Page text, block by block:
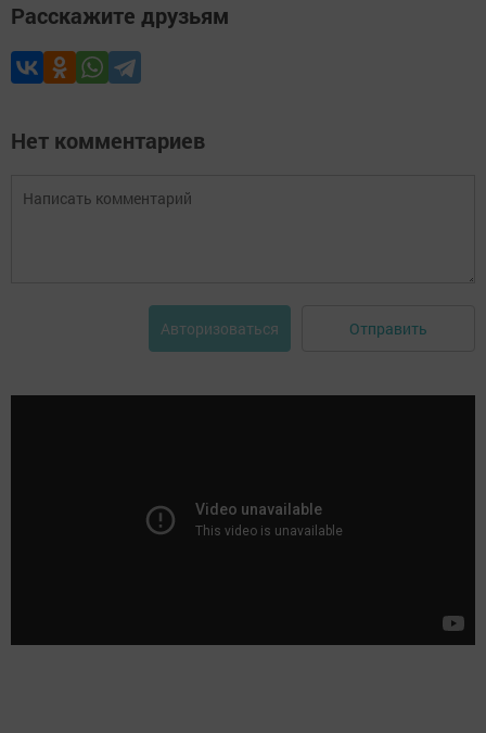
Расскажите друзьям
Нет комментариев
Авторизоваться Отправить